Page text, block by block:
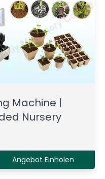
Machine |
Nursery
Angebot Einholen